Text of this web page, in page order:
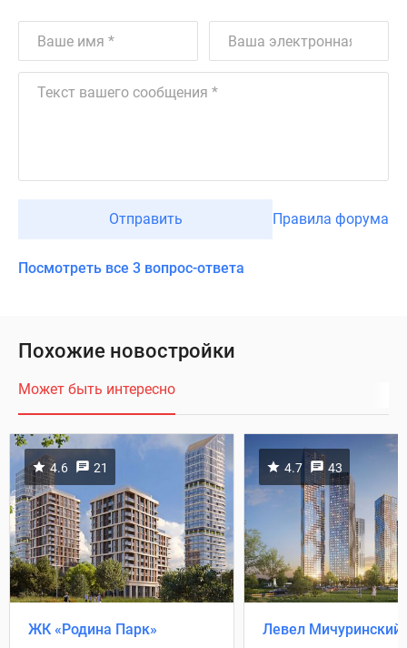
Отправить Правила форума
Посмотреть все 3 вопрос-ответа
Похожие новостройки
Может быть интересно
4.6 21
ЖК «Родина Парк»
4.7 43
Левел Мичуринский